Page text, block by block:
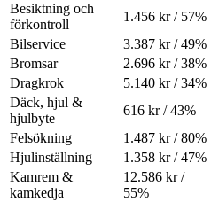
Besiktning och
förkontroll
1.456 kr / 57%
Bilservice 3.387 kr / 49%
Bromsar 2.696 kr / 38%
Dragkrok 5.140 kr / 34%
Däck, hjul &
hjulbyte
616 kr / 43%
Felsökning 1.487 kr / 80%
Hjulinställning 1.358 kr / 47%
Kamrem &
kamkedja
12.586 kr /
55%